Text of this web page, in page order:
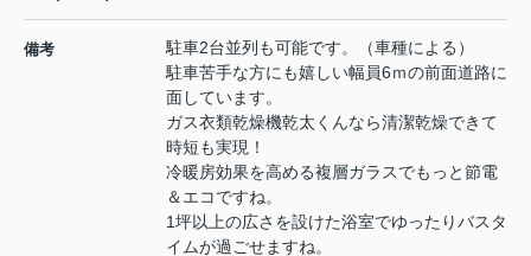
備考
駐車2台並列も可能です。（車種による）
駐車苦手な方にも嬉しい幅員6ｍの前面道路に
面しています。
ガス衣類乾燥機乾太くんなら清潔乾燥できて
時短も実現！
冷暖房効果を高める複層ガラスでもっと節電
＆エコですね。
1坪以上の広さを設けた浴室でゆったりバスタ
イムが過ごせますね。